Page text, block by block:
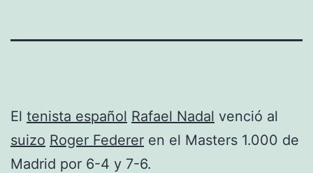
El tenista español Rafael Nadal venció al
suizo Roger Federer en el Masters 1.000 de
Madrid por 6-4 y 7-6.